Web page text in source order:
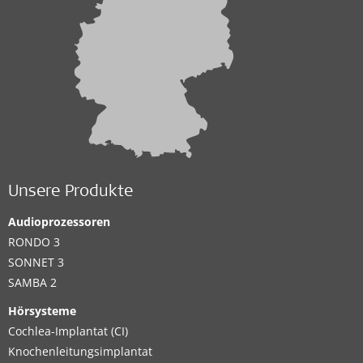
Unsere Produkte
Audioprozessoren
RONDO 3
SONNET 3
SAMBA 2
Hörsysteme
Cochlea-Implantat (CI)
Knochenleitungsimplantat